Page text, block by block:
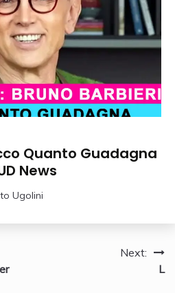
Quanto Guadagna
News
Ugolini
Next:
L